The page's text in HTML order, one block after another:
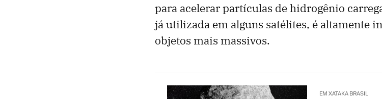
para acelerar partículas de hidrogênio
já utilizada em alguns satélites, é altamente
objetos mais massivos.
EM XATAKA BRASIL